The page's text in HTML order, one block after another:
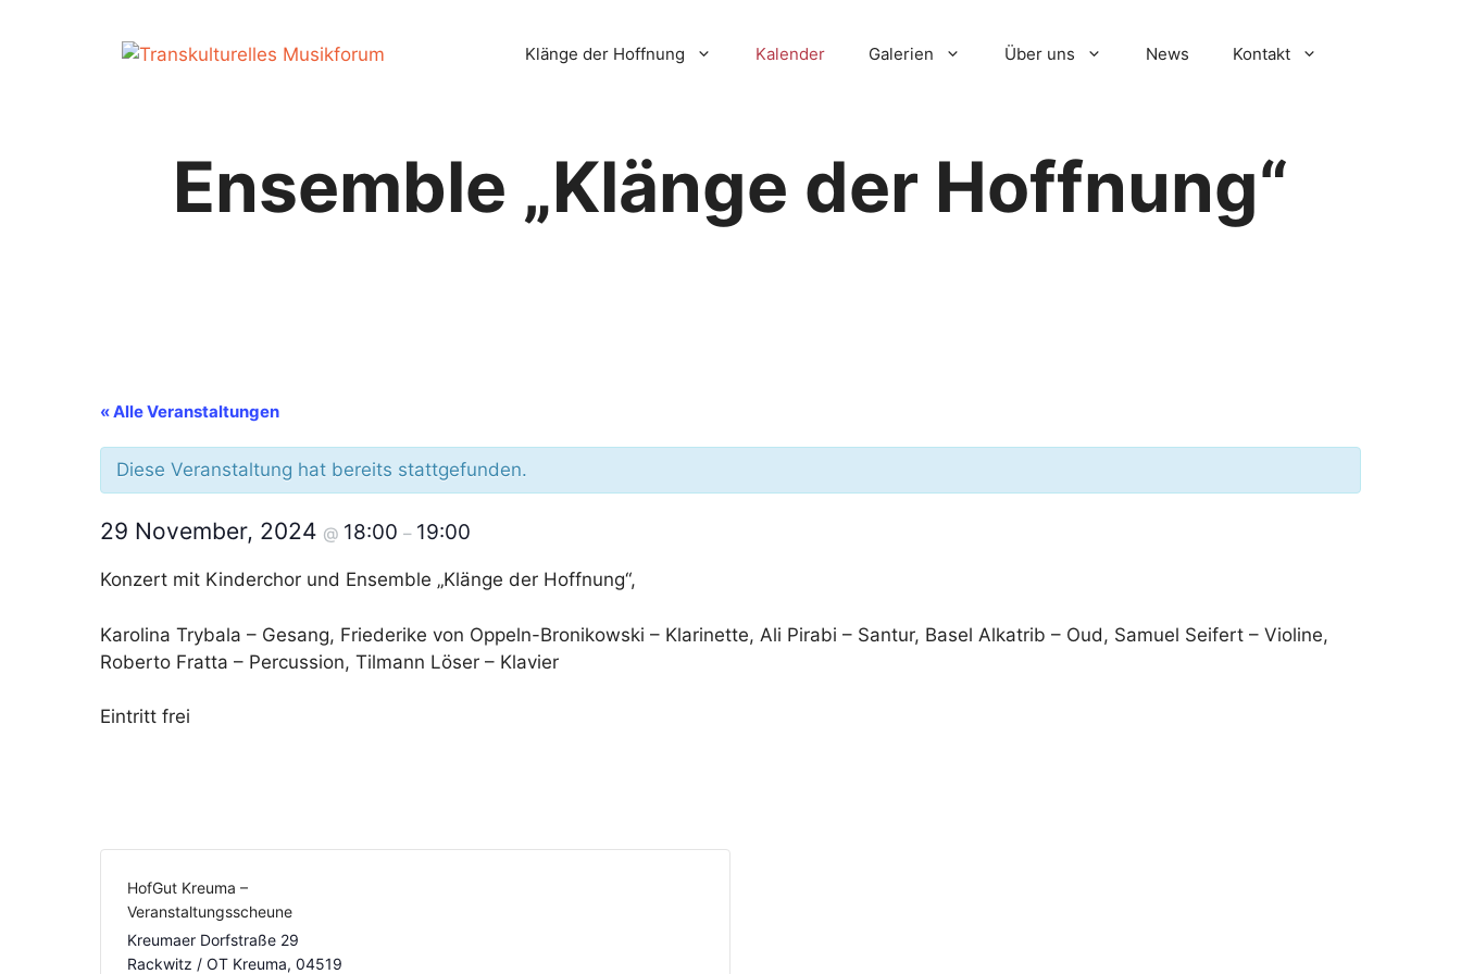
Klänge der Hoffnung Kalender Galerien Über uns News Kontakt
Ensemble „Klänge der Hoffnung“
« Alle Veranstaltungen
Diese Veranstaltung hat bereits stattgefunden.
29 November, 2024 @ 18:00 – 19:00
Konzert mit Kinderchor und Ensemble „Klänge der Hoffnung“,
Karolina Trybala – Gesang, Friederike von Oppeln-Bronikowski – Klarinette, Ali Pirabi – Santur, Basel Alkatrib – Oud, Samuel Seifert – Violine,
Roberto Fratta – Percussion, Tilmann Löser – Klavier
Eintritt frei
HofGut Kreuma –
Veranstaltungsscheune
Kreumaer Dorfstraße 29
Rackwitz / OT Kreuma, 04519